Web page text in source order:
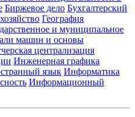
Биржевое дело Бухгалтерский
География
и муниципальное
машин и основы
централизация
Инженерная графика
язык Информатика
Информационный